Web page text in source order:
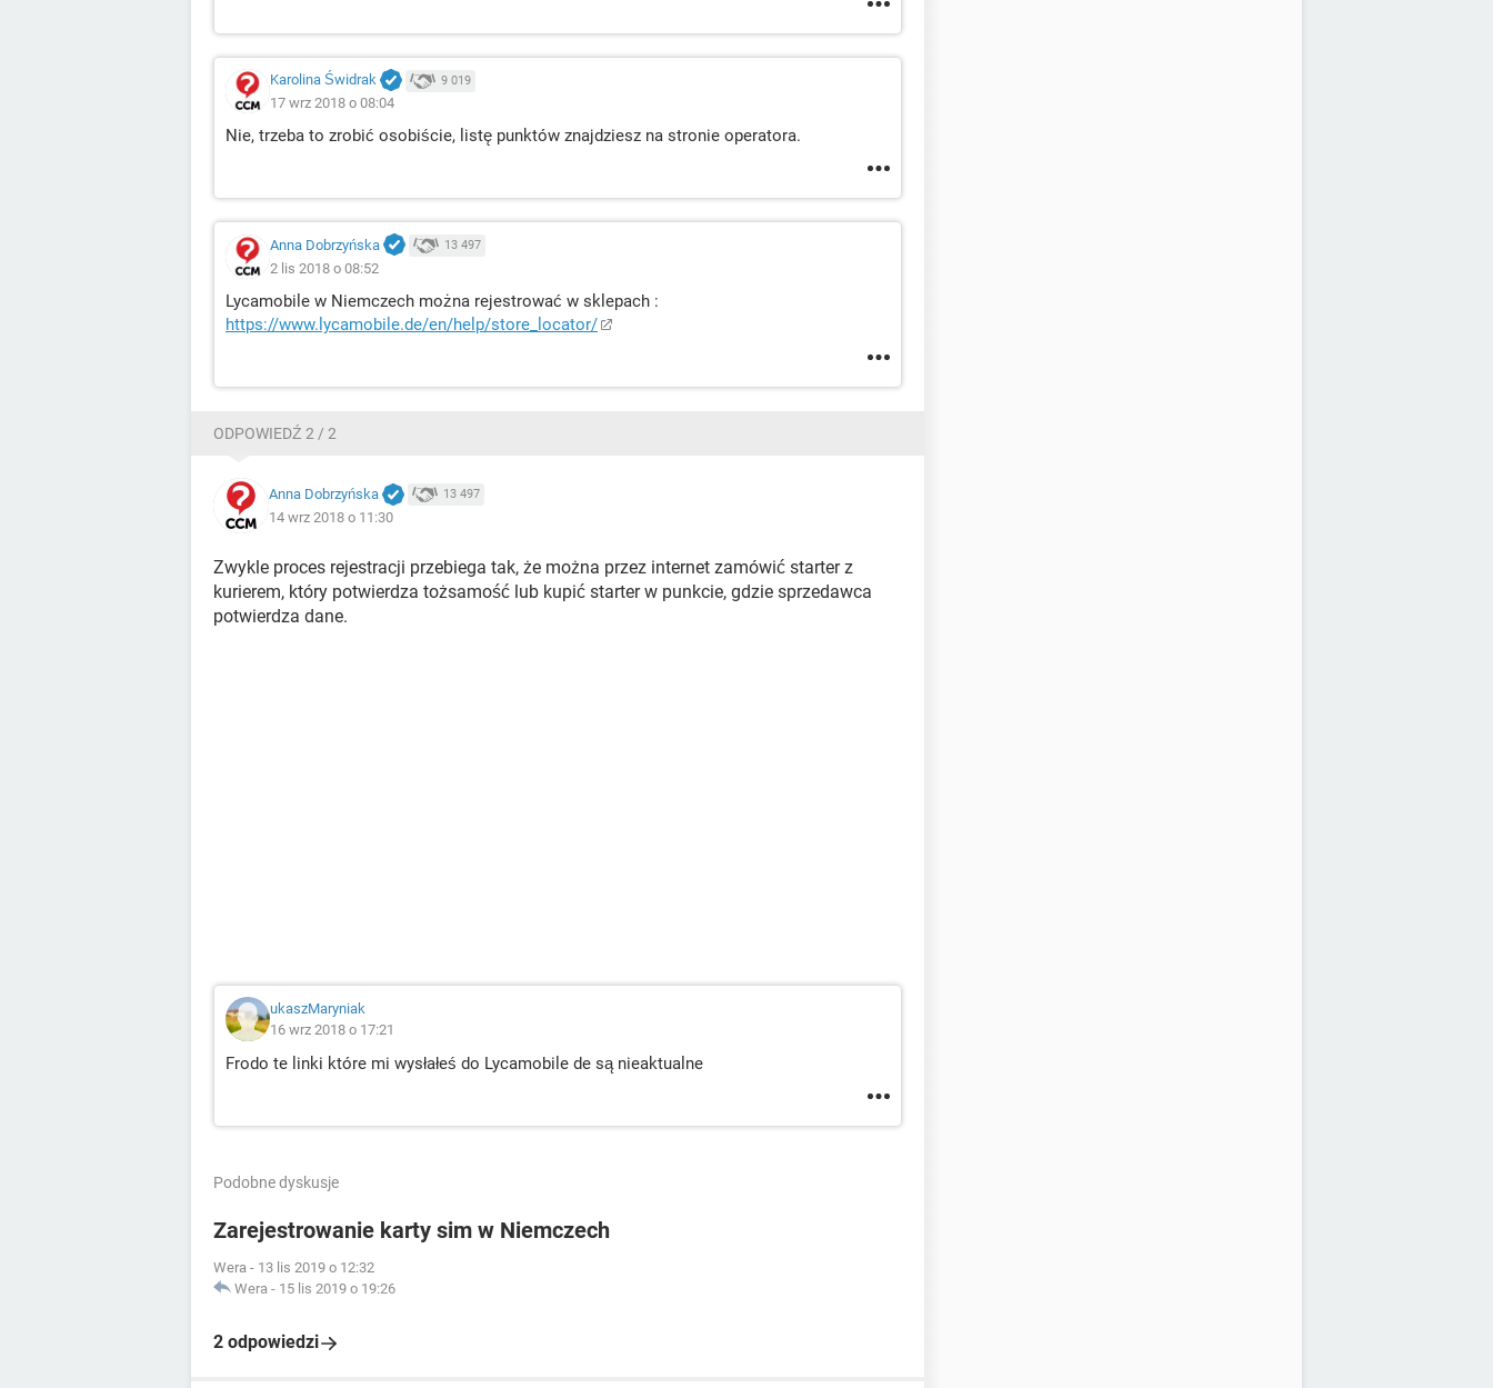
Karolina Świdrak 9 019
17 wrz 2018 o 08:04
Nie, trzeba to zrobić osobiście, listę punktów znajdziesz na stronie operatora.
Anna Dobrzyńska 13 497
2 lis 2018 o 08:52
Lycamobile w Niemczech można rejestrować w sklepach :
https://www.lycamobile.de/en/help/store_locator/
ODPOWIEDŹ 2 / 2
Anna Dobrzyńska 13 497
14 wrz 2018 o 11:30
Zwykle proces rejestracji przebiega tak, że można przez internet zamówić starter z
kurierem, który potwierdza tożsamość lub kupić starter w punkcie, gdzie sprzedawca
potwierdza dane.
ukaszMaryniak
16 wrz 2018 o 17:21
Frodo te linki które mi wysłałeś do Lycamobile de są nieaktualne
Podobne dyskusje
Zarejestrowanie karty sim w Niemczech
Wera - 13 lis 2019 o 12:32
Wera - 15 lis 2019 o 19:26
2 odpowiedzi